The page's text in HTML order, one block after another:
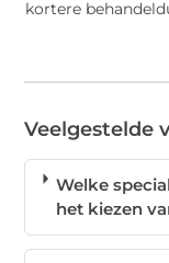
kortere
Veelgestelde
Welke
het kiezen